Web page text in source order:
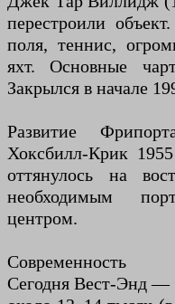
перестроили
поля, теннис,
яхт. Основные
Закрылся в начале
Развитие
Хоксбилл-Крик
оттянулось на
необходимым
центром.
Современность
Сегодня Вест-Энд —